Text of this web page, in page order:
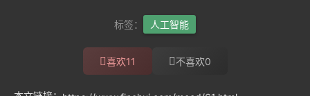
标签： 人工智能
喜欢11 不喜欢0